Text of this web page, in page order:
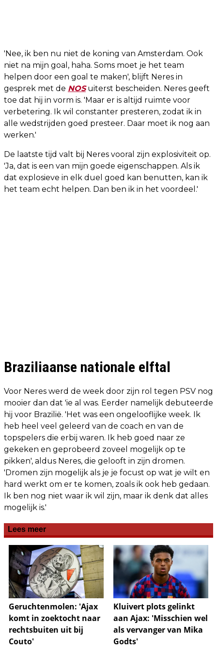
'Nee, ik ben nu niet de koning van Amsterdam. Ook
niet na mijn goal, haha. Soms moet je het team
helpen door een goal te maken', blijft Neres in
gesprek met de NOSuiterst bescheiden. Neres geeft
toe dat hij in vorm is. 'Maar er is altijd ruimte voor
verbetering. Ik wil constanter presteren, zodat ik in
alle wedstrijden goed presteer. Daar moet ik nog aan
werken.'
De laatste tijd valt bij Neres vooral zijn explosiviteit op.
'Ja, dat is een van mijn goede eigenschappen. Als ik
dat explosieve in elk duel goed kan benutten, kan ik
het team echt helpen. Dan ben ik in het voordeel.'
Braziliaanse nationale elftal
Voor Neres werd de week door zijn rol tegen PSV nog
mooier dan dat 'ie al was. Eerder namelijk debuteerde
hij voor Brazilië. 'Het was een ongelooflijke week. Ik
heb heel veel geleerd van de coach en van de
topspelers die erbij waren. Ik heb goed naar ze
gekeken en geprobeerd zoveel mogelijk op te
pikken', aldus Neres, die gelooft in zijn dromen.
'Dromen zijn mogelijk als je je focust op wat je wilt en
hard werkt om er te komen, zoals ik ook heb gedaan.
Ik ben nog niet waar ik wil zijn, maar ik denk dat alles
mogelijk is.'